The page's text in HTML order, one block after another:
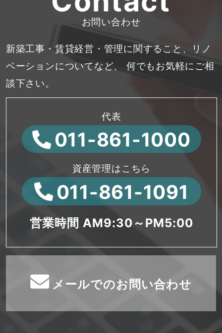
お問い合わせ
新築工事・賃貸経営・管理に関すること、リノ
ベーションについてなど、
何でもお気軽にご相
談下さい。
代表
011-861-1000
資産管理はこちら
011-861-1091
営業時間 AM9:30～PM5:00
メールでのお問い合わせ